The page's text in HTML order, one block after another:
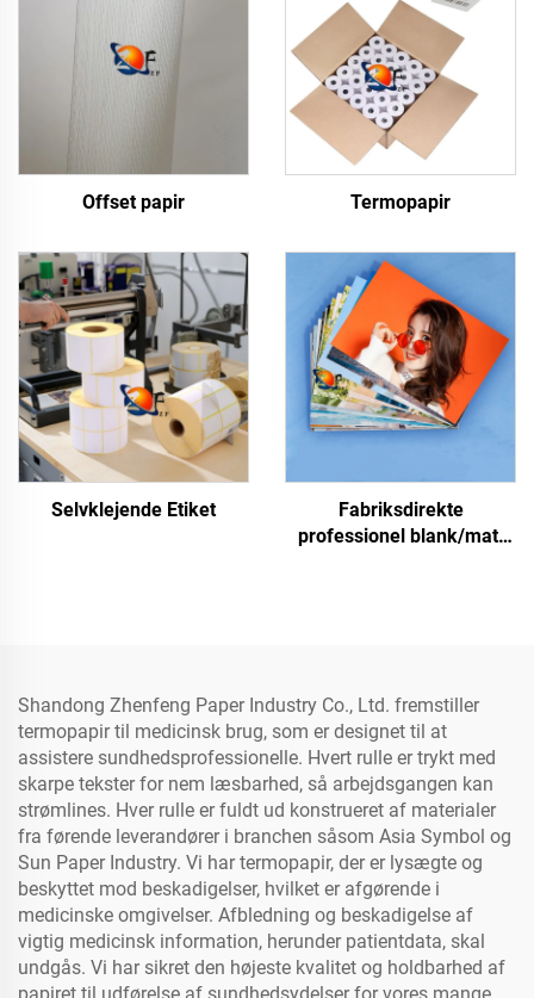
Offset papir Termopapir
Selvklejende Etiket
Fabriksdirekte
professionel blank/matt
Shandong Zhenfeng Paper Industry Co., Ltd. fremstiller
termopapir til medicinsk brug, som er designet til at
assistere sundhedsprofessionelle. Hvert rulle er trykt med
skarpe tekster for nem læsbarhed, så arbejdsgangen kan
strømlines. Hver rulle er fuldt ud konstrueret af materialer
fra førende leverandører i branchen såsom Asia Symbol og
Sun Paper Industry. Vi har termopapir, der er lysægte og
beskyttet mod beskadigelser, hvilket er afgørende i
medicinske omgivelser. Afbledning og beskadigelse af
vigtig medicinsk information, herunder patientdata, skal
undgås. Vi har sikret den højeste kvalitet og holdbarhed af